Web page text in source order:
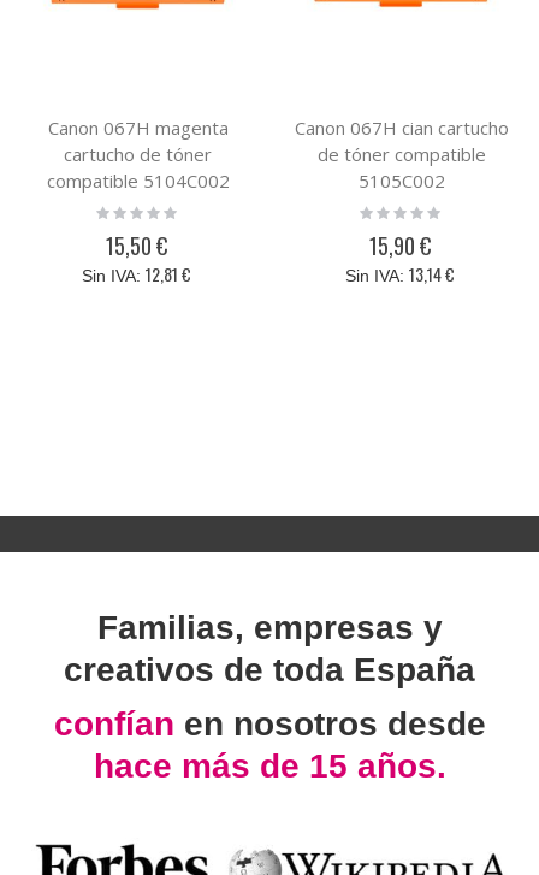
Canon 067H magenta
cartucho de tóner
compatible 5104C002
Rating:
15,50 €
12,81 €
Canon 067H cian cartucho
de tóner compatible
5105C002
Rating:
15,90 €
13,14 €
Familias, empresas y
creativos de toda España
confían en nosotros desde
hace más de 15 años.